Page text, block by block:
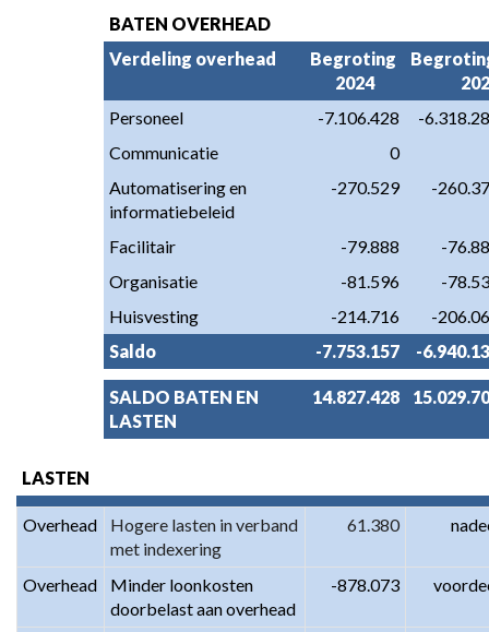
BATEN OVERHEAD
Verdeling overhead
Begroting
2024
Personeel
-7.106.428
-
Communicatie
0
Automatisering en
informatiebeleid
-270.529 -
Facilitair -79.888
-
Organisatie
-81.596
-
Huisvesting
-214.716
-
Saldo
-7.753.157 -
SALDO BATEN EN
LASTEN
14.827.428
LASTEN
Overhead
Hogere lasten in verband
met indexering
61.380
Overhead
Minder loonkosten
doorbelast aan overhead
-878.073